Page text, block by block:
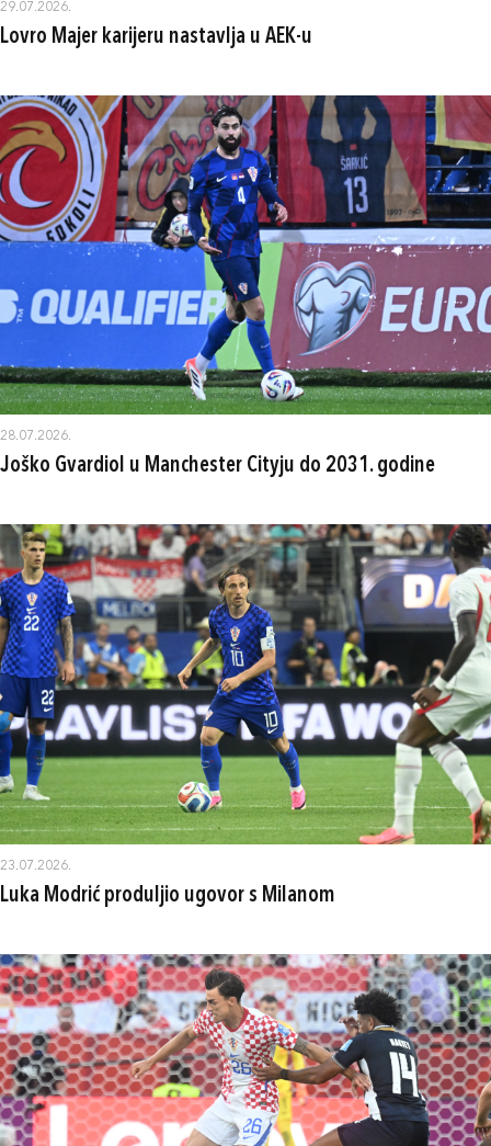
29.07.2026.
Lovro Majer karijeru nastavlja u AEK-u
28.07.2026.
Joško Gvardiol u Manchester Cityju do 2031. godine
23.07.2026.
Luka Modrić produljio ugovor s Milanom